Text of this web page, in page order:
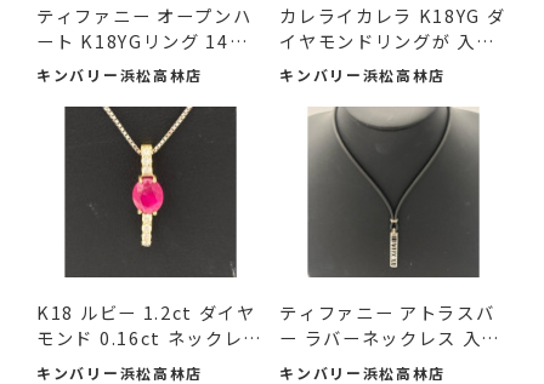
ティファニー オープンハ
ート K18YGリング 14号
が ...
キンバリー浜松高林店
カレライカレラ K18YG ダ
イヤモンドリングが 入
荷...
キンバリー浜松高林店
K18 ルビー 1.2ct ダイヤ
モンド 0.16ct ネックレ
ス...
キンバリー浜松高林店
ティファニー アトラスバ
ー ラバーネックレス 入
荷...
キンバリー浜松高林店